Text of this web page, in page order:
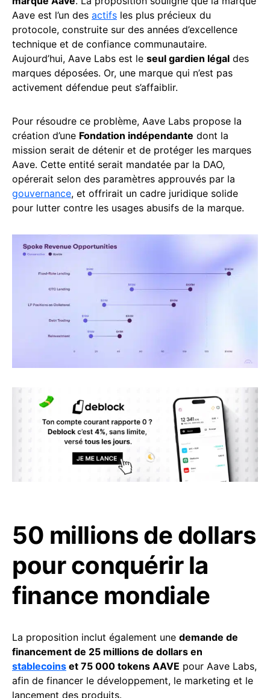
Aave est l’un des actifs les plus précieux du
protocole, construite sur des années d’excellence
technique et de confiance communautaire.
Aujourd’hui, Aave Labs est le seul gardien légal des
marques déposées. Or, une marque qui n’est pas
activement défendue peut s’affaiblir.
Pour résoudre ce problème, Aave Labs propose la
création d’une Fondation indépendante dont la
mission serait de détenir et de protéger les marques
Aave. Cette entité serait mandatée par la DAO,
opérerait selon des paramètres approuvés par la
gouvernance, et offrirait un cadre juridique solide
pour lutter contre les usages abusifs de la marque.
50 millions de dollars
pour conquérir la
finance mondiale
La proposition inclut également une demande de
financement de 25 millions de dollars en
stablecoins et 75 000 tokens AAVE pour Aave Labs,
afin de financer le développement, le marketing et le
lancement des produits.